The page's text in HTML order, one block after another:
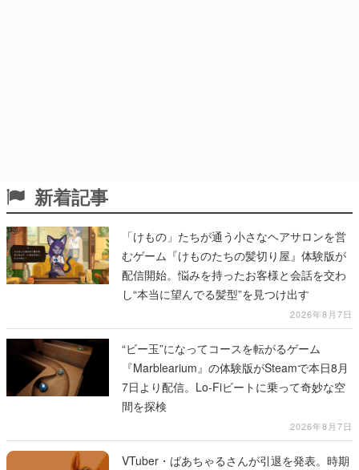
新着記事
「けもの」たちが通う小さなヘアサロンを営
むゲーム『けものたちの髪切り屋』体験版が
配信開始。悩みを持ったお客様と会話を交わ
し“本当に望んでる髪型”を見つけ出す
2026年8月7日
“ビー玉”になってコースを転がるゲーム
『Marblearium』の体験版がSteamで本日8月
7日より配信。Lo-Fiビートに乗って奇妙な空
間を探検
2026年8月7日
VTuber・ばあちゃるさんが引退を発表。時期